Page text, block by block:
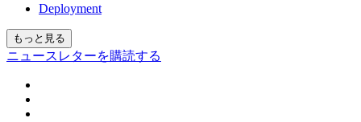
Deployment
もっと見る
ニュースレターを購読する